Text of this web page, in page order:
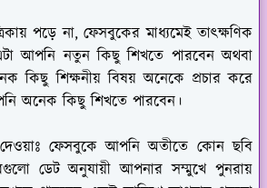
পড়ে না, ফেসবুকের মাধ্যমেই তাৎক্ষণিক
আপনি নতুন কিছু শিখতে পারবেন অথবা
কিছু শিক্ষনীয় বিষয় অনেকে প্রচার করে
অনেক কিছু শিখতে পারবেন।
ফেসবুকে আপনি অতীতে কোন ছবি
ডেট অনুযায়ী আপনার সম্মুখে পুনরায়